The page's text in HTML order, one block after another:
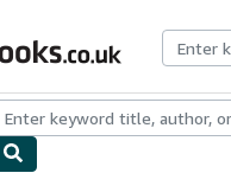
Browse CollectionsRare Books